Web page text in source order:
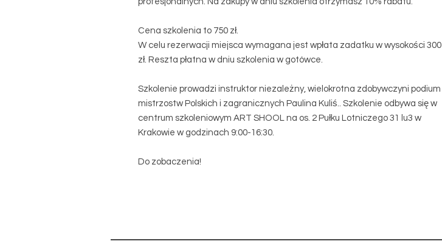
Cena szkolenia to 750 zł.
W celu rezerwacji miejsca wymagana jest wpłata zadatku w wysokości 300
zł. Reszta płatna w dniu szkolenia w gotówce.
Szkolenie prowadzi instruktor niezależny, wielokrotna zdobywczyni podium
mistrzostw Polskich i zagranicznych Paulina Kuliś.. Szkolenie odbywa się w
centrum szkoleniowym ART SHOOL na os. 2 Pułku Lotniczego 31 lu3 w
Krakowie w godzinach 9:00-16:30.
Do zobaczenia!